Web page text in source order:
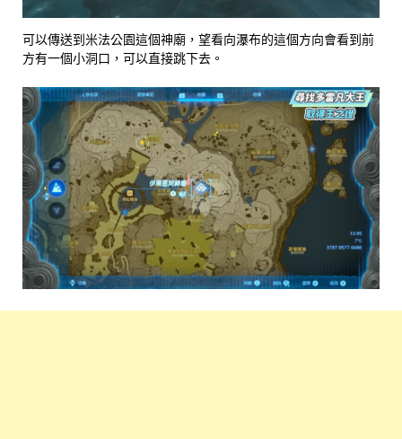
可以傳送到米法公園這個神廟，望看向瀑布的這個方向會看到前
方有一個小洞口，可以直接跳下去。